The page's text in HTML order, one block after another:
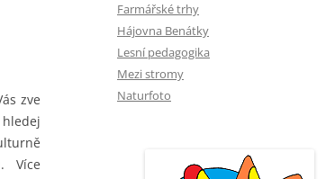
zve
Více
Farmářské trhy
Hájovna Benátky
Lesní pedagogika
Mezi stromy
Naturfoto